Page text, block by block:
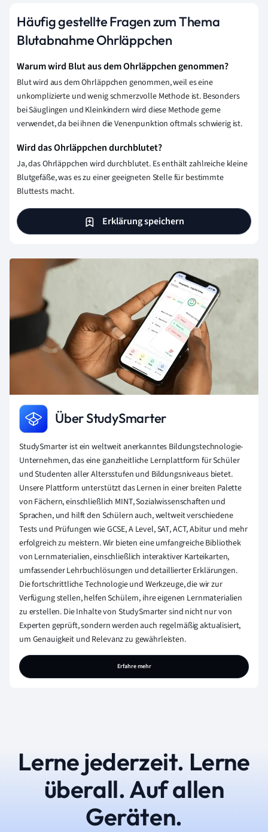
Häufig gestellte Fragen zum Thema
Blutabnahme Ohrläppchen
Warum wird Blut aus dem Ohrläppchen genommen?
Blut wird aus dem Ohrläppchen genommen, weil es eine
unkomplizierte und wenig schmerzvolle Methode ist. Besonders
bei Säuglingen und Kleinkindern wird diese Methode gerne
verwendet, da bei ihnen die Venenpunktion oftmals schwierig ist.
Wird das Ohrläppchen durchblutet?
Ja, das Ohrläppchen wird durchblutet. Es enthält zahlreiche kleine
Blutgefäße, was es zu einer geeigneten Stelle für bestimmte
Bluttests macht.
Erklärung speichern
Über StudySmarter
StudySmarter ist ein weltweit anerkanntes Bildungstechnologie-
Unternehmen, das eine ganzheitliche Lernplattform für Schüler
und Studenten aller Altersstufen und Bildungsniveaus bietet.
Unsere Plattform unterstützt das Lernen in einer breiten Palette
von Fächern, einschließlich MINT, Sozialwissenschaften und
Sprachen, und hilft den Schülern auch, weltweit verschiedene
Tests und Prüfungen wie GCSE, A Level, SAT, ACT, Abitur und mehr
erfolgreich zu meistern. Wir bieten eine umfangreiche Bibliothek
von Lernmaterialien, einschließlich interaktiver Karteikarten,
umfassender Lehrbuchlösungen und detaillierter Erklärungen.
Die fortschrittliche Technologie und Werkzeuge, die wir zur
Verfügung stellen, helfen Schülern, ihre eigenen Lernmaterialien
zu erstellen. Die Inhalte von StudySmarter sind nicht nur von
Experten geprüft, sondern werden auch regelmäßig aktualisiert,
um Genauigkeit und Relevanz zu gewährleisten.
Erfahre mehr
Lerne jederzeit. Lerne
überall. Auf allen
Geräten.